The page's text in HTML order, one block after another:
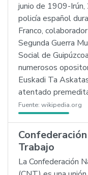
junio de 1909-
policía español
Franco,
Segunda Guerra
Social de
numerosos
Euskadi Ta
atentado
Fuente: wikipedia.org
Trabajo
La Confederación